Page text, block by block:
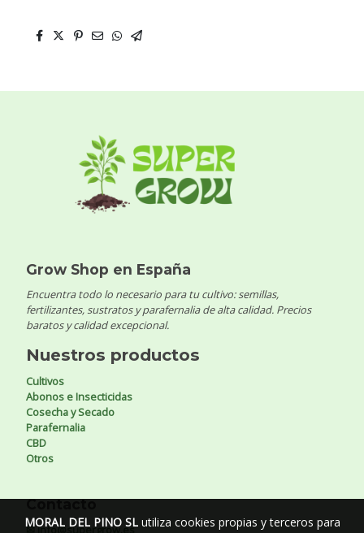
Grow Shop en España
Encuentra todo lo necesario para tu cultivo: semillas,
fertilizantes, sustratos y parafernalia de alta calidad. Precios
baratos y calidad excepcional.
Nuestros productos
Cultivos
Abonos e Insecticidas
Cosecha y Secado
Parafernalia
CBD
Otros
Contacto
✉ info@supergrow.es
MORAL DEL PINO SLutiliza cookies propias y terceros para